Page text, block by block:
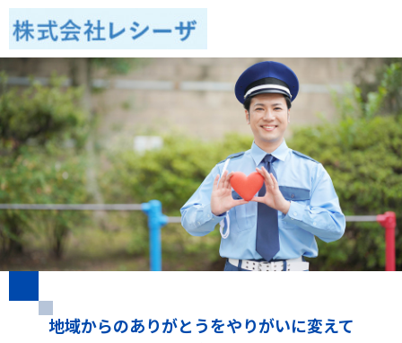
地域からのありがとうをやりがいに変えて